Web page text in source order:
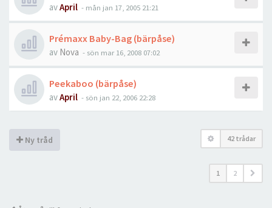
avApril - mån jan 17, 2005 21:21
Prémaxx Baby-Bag (bärpåse)
av Nova - sön mar 16, 2008 07:02
Peekaboo (bärpåse)
avApril - sön jan 22, 2006 22:28
Ny tråd 42 trådar
1 2